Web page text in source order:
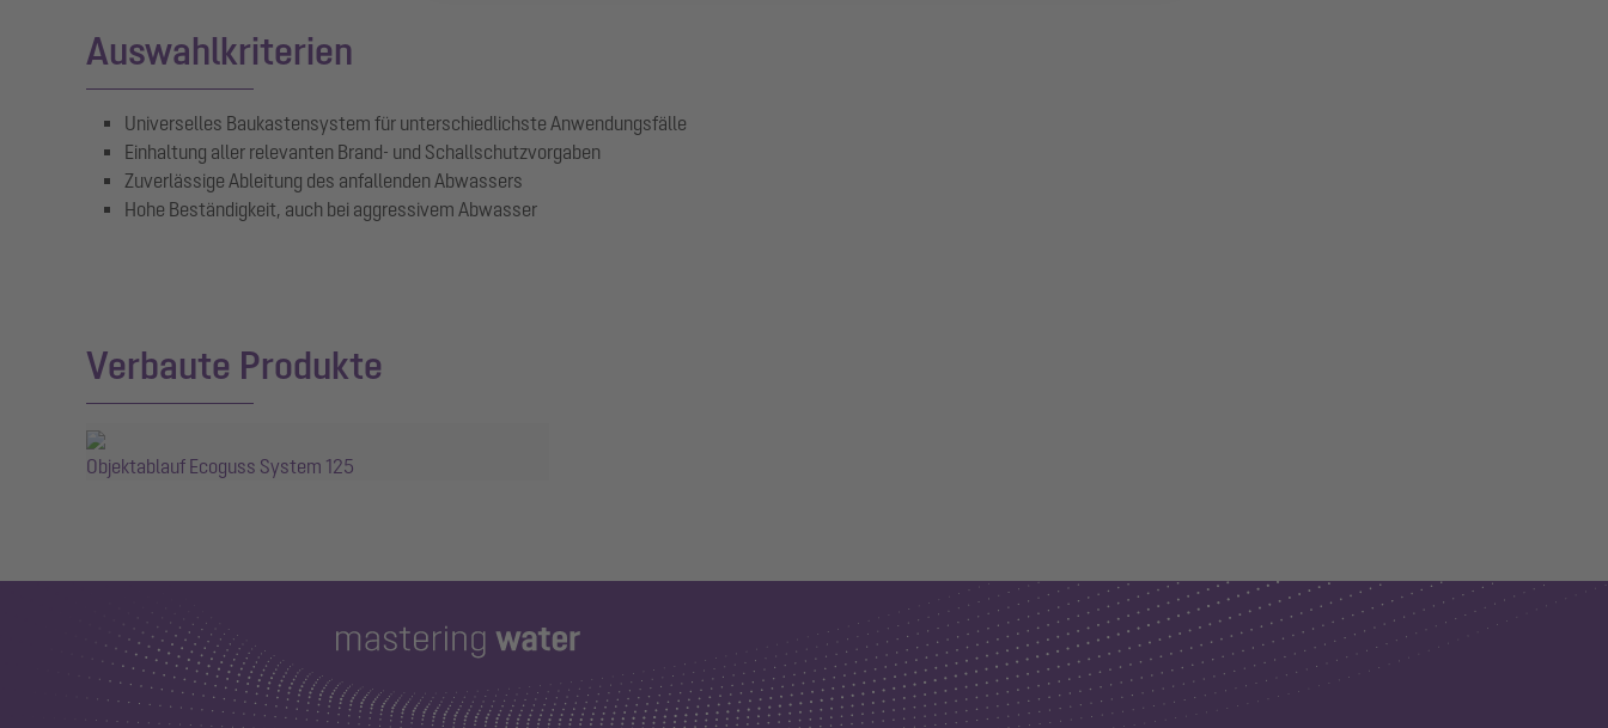
Auswahlkriterien
Universelles Baukastensystem für unterschiedlichste Anwendungsfälle
Einhaltung aller relevanten Brand- und Schallschutzvorgaben
Zuverlässige Ableitung des anfallenden Abwassers
Hohe Beständigkeit, auch bei aggressivem Abwasser
Verbaute Produkte
Objektablauf Ecoguss System 125